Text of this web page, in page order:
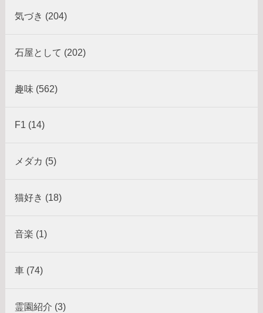
気づき (204)
石屋として (202)
趣味 (562)
F1 (14)
メダカ (5)
猫好き (18)
音楽 (1)
車 (74)
霊園紹介 (3)